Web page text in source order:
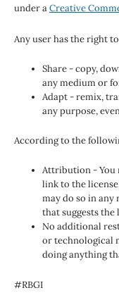
under aCreative
Any user has the right
Share - copy,
any medium or
Adapt - remix,
any purpose,
According to the
Attribution - You
link to the
may do so in any
that suggests
No additional
or technological
doing anything
#RBGI